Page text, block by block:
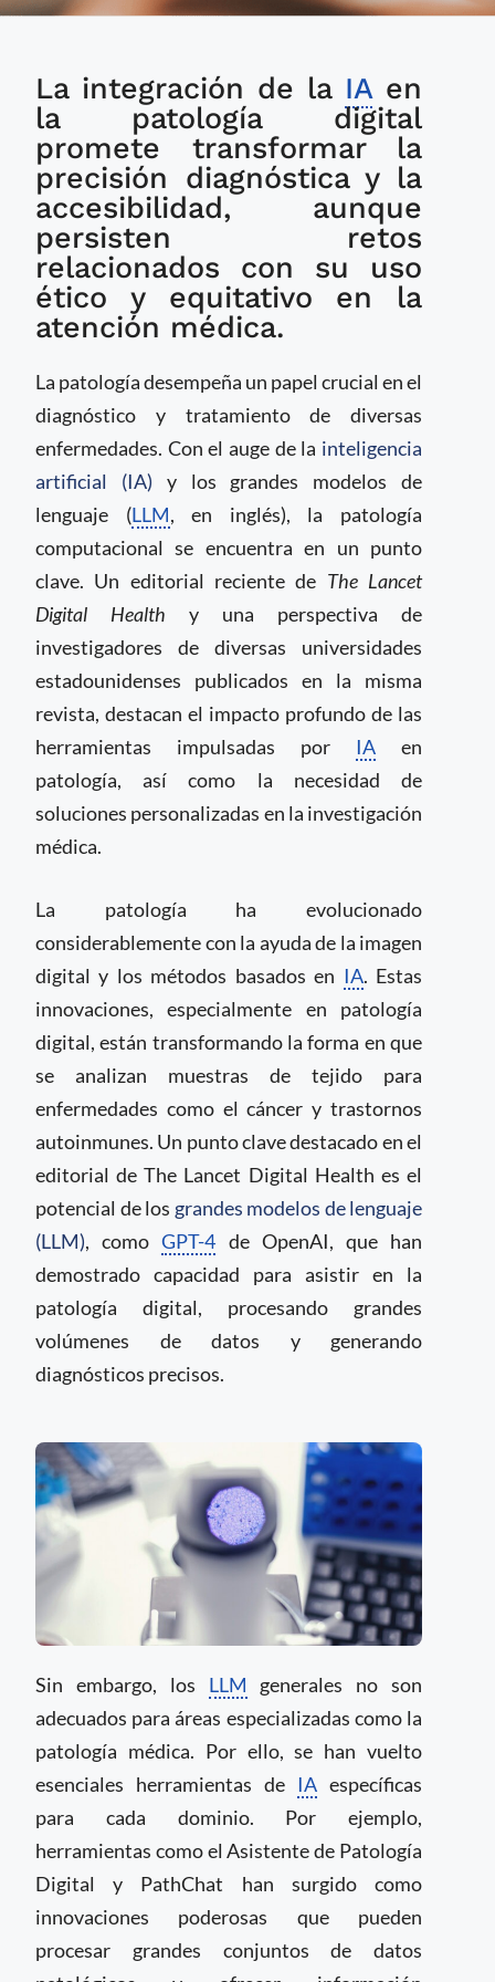
patología digital abre
nuevos enfoques en la
investigación médica
La integración de la IAen
la patología digital
promete transformar la
precisión diagnóstica y la
accesibilidad, aunque
persisten retos
relacionados con su uso
ético y equitativo en la
atención médica.
La patología desempeña un papel crucial en el
diagnóstico y tratamiento de diversas
enfermedades. Con el auge de la inteligencia
artificial (IA) y los grandes modelos de
lenguaje (LLM, en inglés), la patología
computacional se encuentra en un punto
clave. Un editorial reciente de The Lancet
Digital Health y una perspectiva de
investigadores de diversas universidades
estadounidenses publicados en la misma
revista, destacan el impacto profundo de las
herramientas impulsadas por IA en
patología, así como la necesidad de
soluciones personalizadas en la investigación
médica.
La patología ha evolucionado
considerablemente con la ayuda de la imagen
digital y los métodos basados en IA. Estas
innovaciones, especialmente en patología
digital, están transformando la forma en que
se analizan muestras de tejido para
enfermedades como el cáncer y trastornos
autoinmunes. Un punto clave destacado en el
editorial de The Lancet Digital Health es el
potencial de los grandes modelos de lenguaje
(LLM), comoGPT-4 de OpenAI, que han
demostrado capacidad para asistir en la
patología digital, procesando grandes
volúmenes de datos y generando
diagnósticos precisos.
Sin embargo, los LLM generales no son
adecuados para áreas especializadas como la
patología médica. Por ello, se han vuelto
esenciales herramientas de IA específicas
para cada dominio. Por ejemplo,
herramientas como el Asistente de Patología
Digital y PathChat han surgido como
innovaciones poderosas que pueden
procesar grandes conjuntos de datos